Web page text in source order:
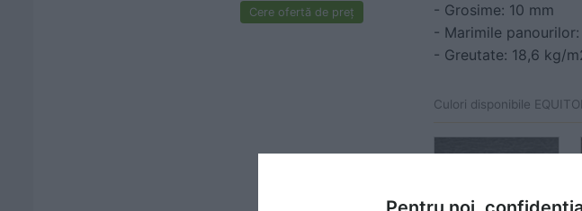
Cere ofertă de preț
- Grosime: 10 mm
- Marimile
- Greutate: 18,6 kg/
Culori disponibile